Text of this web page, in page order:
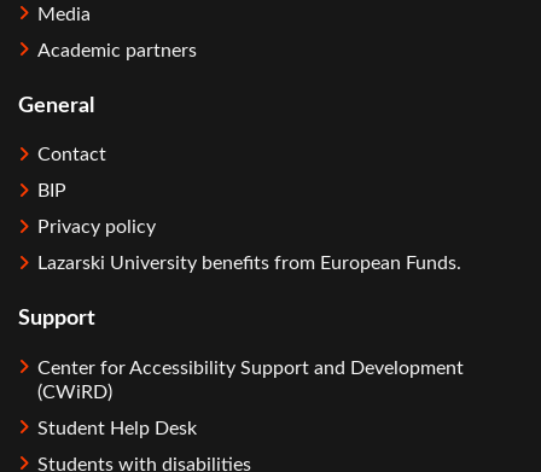
Media
Academic partners
General
Contact
BIP
Privacy policy
Lazarski University benefits from European Funds.
Support
Center for Accessibility Support and Development
(CWiRD)
Student Help Desk
Students with disabilities